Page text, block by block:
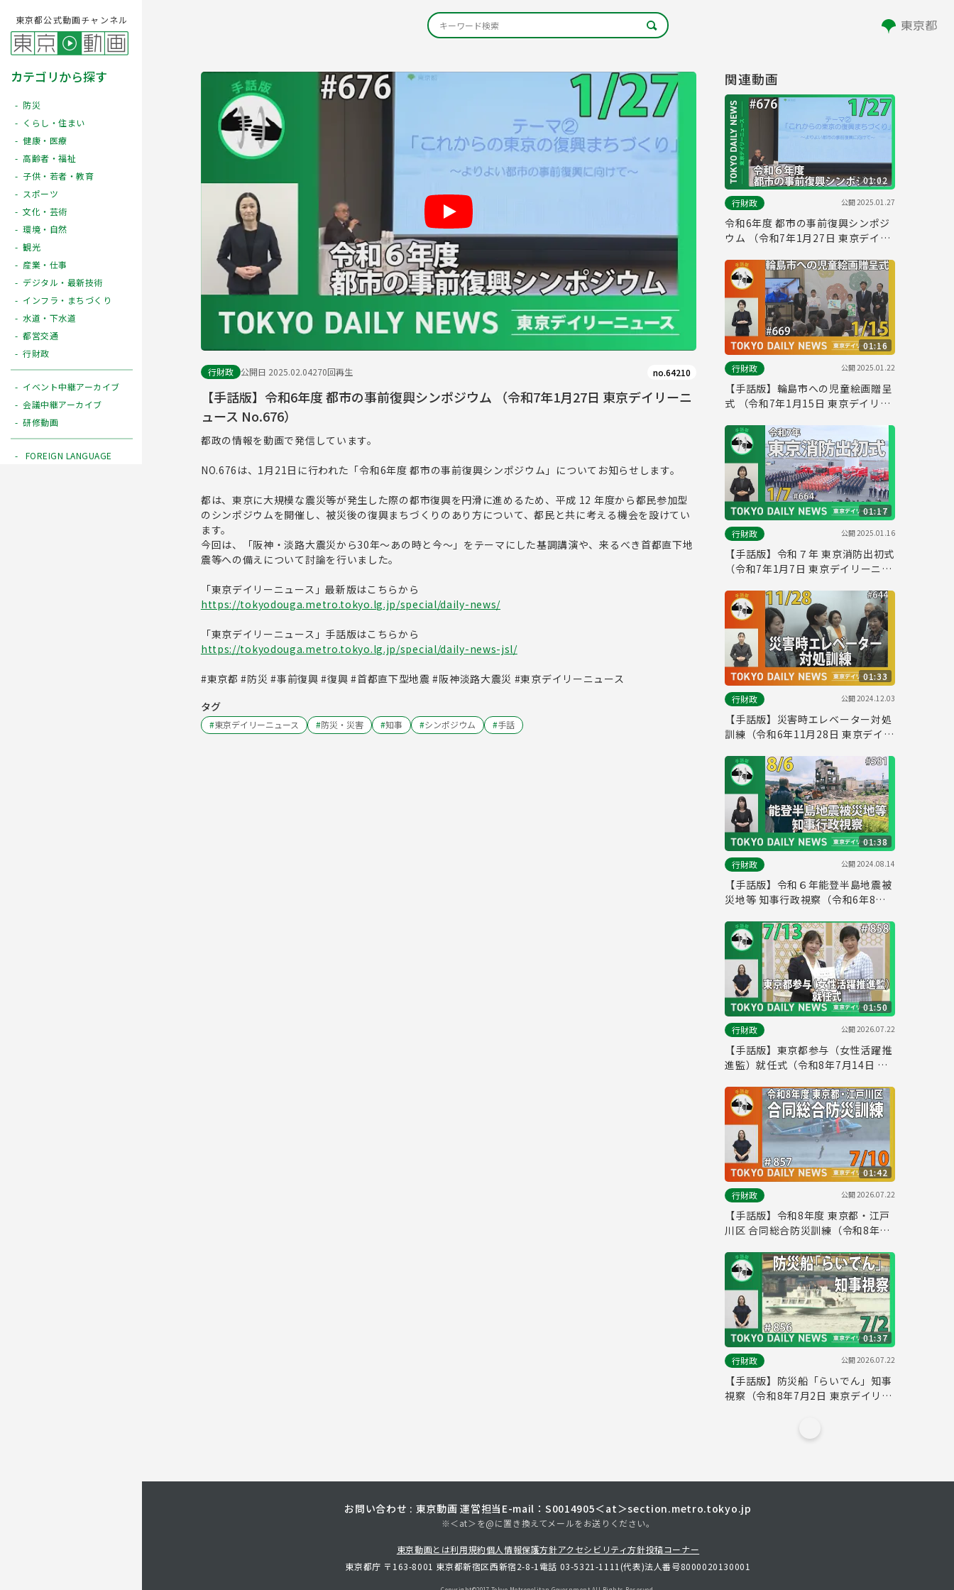
東京都公式動画チャンネル
カテゴリから探す
防災
くらし・住まい
健康・医療
高齢者・福祉
子供・若者・教育
スポーツ
文化・芸術
環境・自然
観光
産業・仕事
デジタル・最新技術
インフラ・まちづくり
水道・下水道
都営交通
行財政
イベント中継アーカイブ
会議中継アーカイブ
研修動画
FOREIGN LANGUAGE
行財政 公開日 2025.02.04270回再生 no.64210
【手話版】令和6年度 都市の事前復興シンポジウム （令和7年1月27日 東京デイリーニ
ュース No.676）
都政の情報を動画で発信しています。
NO.676は、1月21日に行われた「令和6年度 都市の事前復興シンポジウム」についてお知らせします。
都は、東京に大規模な震災等が発生した際の都市復興を円滑に進めるため、平成 12 年度から都民参加型
のシンポジウムを開催し、被災後の復興まちづくりのあり方について、都民と共に考える機会を設けてい
ます。
今回は、「阪神・淡路大震災から30年～あの時と今～」をテーマにした基調講演や、来るべき首都直下地
震等への備えについて討論を行いました。
「東京デイリーニュース」最新版はこちらから
https://tokyodouga.metro.tokyo.lg.jp/special/daily-news/
「東京デイリーニュース」手話版はこちらから
https://tokyodouga.metro.tokyo.lg.jp/special/daily-news-jsl/
#東京都 #防災 #事前復興 #復興 #首都直下型地震 #阪神淡路大震災 #東京デイリーニュース
タグ
#東京デイリーニュース #防災・災害 #知事 #シンポジウム #手話
関連動画
01:02
行財政
公開2025.01.27
令和6年度 都市の事前復興シンポジ
ウム （令和7年1月27日 東京デイリ
01:16
行財政
公開2025.01.22
【手話版】輪島市への児童絵画贈呈
式 （令和7年1月15日 東京デイリー
01:17
行財政
公開2025.01.16
【手話版】令和７年 東京消防出初式
（令和7年1月7日 東京デイリーニュ
01:33
行財政
公開2024.12.03
【手話版】災害時エレベーター対処
訓練（令和6年11月28日 東京デイリ
01:38
行財政
公開2024.08.14
【手話版】令和６年能登半島地震被
災地等 知事行政視察（令和6年8月6
01:50
行財政
公開2026.07.22
【手話版】東京都参与（女性活躍推
進監）就任式（令和8年7月14日 東
01:42
行財政
公開2026.07.22
【手話版】令和8年度 東京都・江戸
川区 合同総合防災訓練（令和8年7
No.857）
01:37
行財政
公開2026.07.22
【手話版】防災船「らいでん」知事
視察（令和8年7月2日 東京デイリー
お問い合わせ : 東京動画 運営担当 E-mail：S0014905＜at＞section.metro.tokyo.jp
※＜at＞を@に置き換えてメールをお送りください。
東京動画とは利用規約個人情報保護方針アクセシビリティ方針投稿コーナー
東京都庁 〒163-8001 東京都新宿区西新宿2-8-1 電話 03-5321-1111(代表)法人番号8000020130001